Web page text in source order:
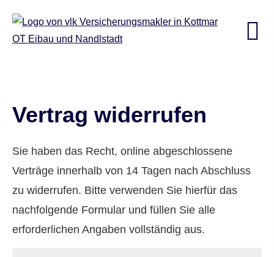
Vertrag widerrufen
Sie haben das Recht, online abgeschlossene
Verträge innerhalb von 14 Tagen nach Abschluss
zu widerrufen. Bitte verwenden Sie hierfür das
nachfolgende Formular und füllen Sie alle
erforderlichen Angaben vollständig aus.